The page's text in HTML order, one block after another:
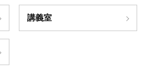
講義室